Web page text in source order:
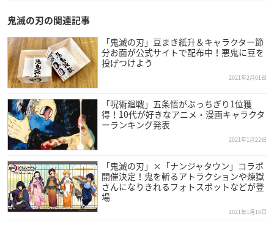
鬼滅の刃の関連記事
「鬼滅の刃」豆まき紙升＆キャラクター節
分お面が公式サイトで配布中！悪鬼に豆を
投げつけよう
2021年2月01日
「呪術廻戦」五条悟がぶっちぎり1位獲
得！10代が好きなアニメ・漫画キャラクタ
ーランキング発表
2021年1月22日
「鬼滅の刃」×「ナンジャタウン」コラボ
開催決定！鬼を斬るアトラクションや煉獄
さんになりきれるフォトスポットなどが登
場
2021年1月18日